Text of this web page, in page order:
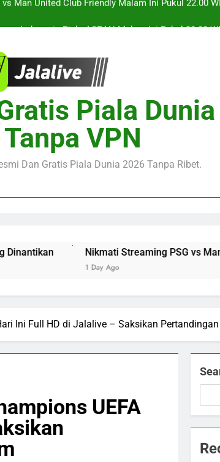
Menarik Untuk
vs Nottingham Forest Club Friendly Dini Hari Ini
Pengalaman Mengikuti Duel
vs Man United Club Friendly Malam Ini Pukul 22.00
Kemasan Laga
vs Indonesia Piala ASEAN Malam Ini Pukul 20.00
Club Friendly Malam Ini Pukul 19.00 WIB
Persahabatan Dua Klub
Piala Dunia
VPN
Dan Gratis Piala Dunia 2026 Tanpa Ribet.
Nikmati Streaming PSG vs Man United Club
Ini Full HD di Jalalive – Saksikan
UEFA